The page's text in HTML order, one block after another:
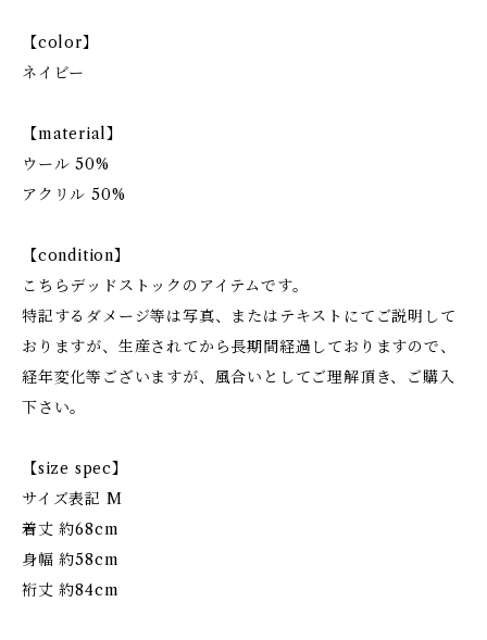
【color】
ネイビー
【material】
ウール 50%
アクリル 50%
【condition】
こちらデッドストックのアイテムです。
特記するダメージ等は写真、またはテキストにてご説明して
おりますが、生産されてから長期間経過しておりますので、
経年変化等ございますが、風合いとしてご理解頂き、ご購入
下さい。
【size spec】
サイズ表記 M
着丈 約68cm
身幅 約58cm
裄丈 約84cm